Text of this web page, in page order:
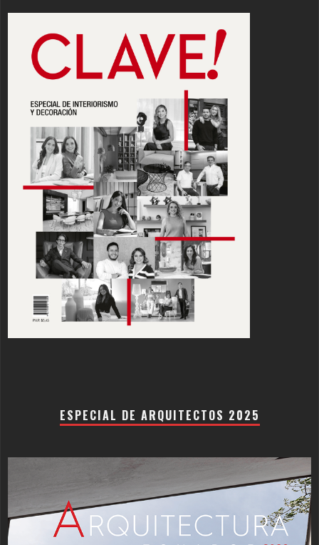
ESPECIAL DE ARQUITECTOS 2025